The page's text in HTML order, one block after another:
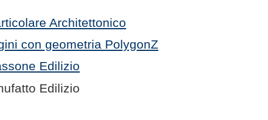
Architettonico
con geometria PolygonZ
Edilizio
Edilizio